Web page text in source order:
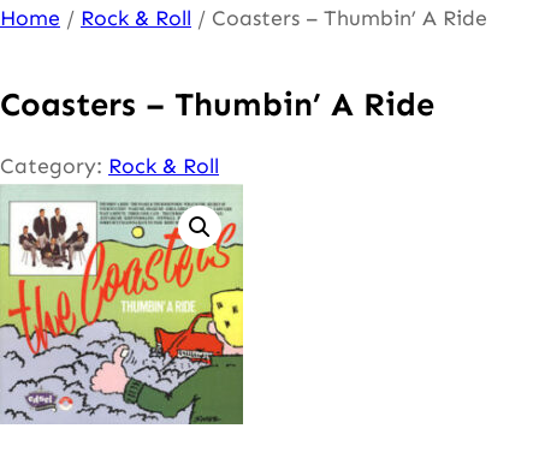
Ga
de
inhoud
Home / Rock & Roll / Coasters – Thumbin’ A Ride
Coasters – Thumbin’ A Ride
Category: Rock & Roll